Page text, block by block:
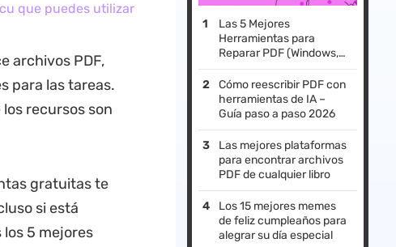
que puedes utilizar
archivos PDF,
para las tareas.
recursos son
gratuitas te
si está
5 mejores
Las 5 Mejores
Herramientas para
Reparar PDF (Windows,
Mac y Online)
Cómo reescribir PDF con
herramientas de IA –
Guía paso a paso 2026
Las mejores plataformas
para encontrar archivos
PDF de cualquier libro
Los 15 mejores memes
de feliz cumpleaños para
alegrar su día especial